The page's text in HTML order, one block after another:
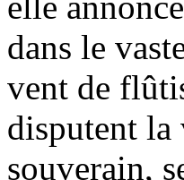
dans le
vent de
disputent la
souverain,